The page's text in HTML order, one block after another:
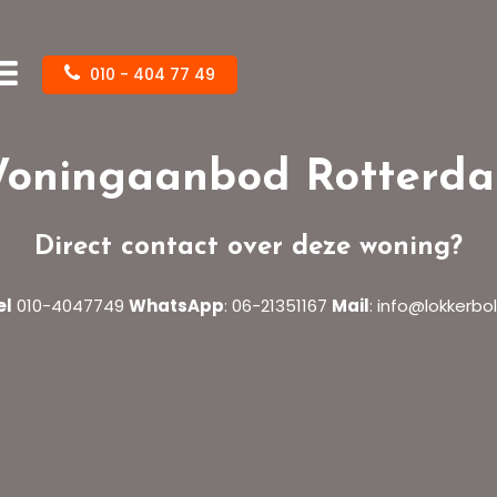
010 - 404 77 49
Direct contact over deze woning?
010-4047749 WhatsApp: 06-21351167 Mail: